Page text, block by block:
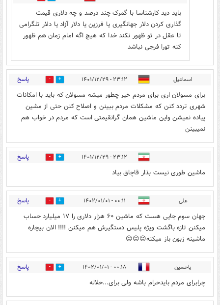
باید دید کارشناسا با گمرک چند درصد و چه دلاری قیمت
گذاری کردن دلار جهانگیری یا فرزین یا دلار آزاد یا دلار تلگرامی
تا عقل در تو ظهور نکند خدا که هیچ اگه امام زمان هم ظهور
کنه تورا فرجی نباشد
اسماعیل ۲۳:۱۲ - ۱۴۰۱/۱۲/۲۹ 2 پاسخ
برای مسولان اری برای مردم خیر چطور میشه مسولان که باید با امکانات
شهری تردد کنن که مشکلات مردم ببینن و اصلاح کنن حتی از مشین
پیاده نمیشن واین ماشین همان گرانقیمتی است که مردم در خواب هم
نمیبینن
۲۳:۱۲ - ۱۴۰۱/۱۲/۲۹ 7 پاسخ
ماشین طوری نیست بذار قاچاق بیاد
علی ۰۰:۱۱ - ۱۴۰۲/۰۱/۰۱ 0 پاسخ
جهان سوم جایی هست که ماشین ۶۰ هزار دلاری را ۱۷ میلیارد حساب
میکنن تازه باگشت ویژه پلیس دستگیرش هم میکنن !!!! الان بیچاره
ماشینه زبون باز میکنه😐😐😐
یاحسین ۰۰:۱۸ - ۱۴۰۲/۰۱/۰۱ 0 پاسخ
چرابرای مردم بایدحرام باشه ولی برای...حلاله